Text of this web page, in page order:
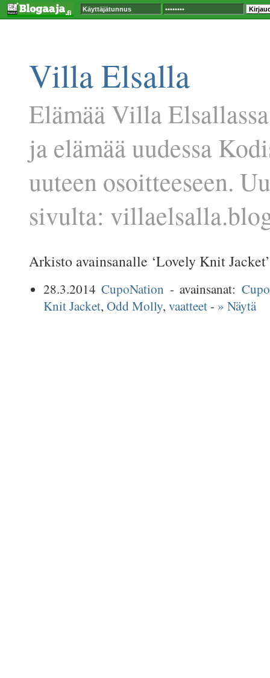
Villa Elsalla
Elämää Villa
ja elämää uudessa
uuteen osoitteeseen.
sivulta:
Arkisto avainsanalle ‘Lovely Knit Jacket’
28.3.2014CupoNation - avainsanat:
Knit Jacket, Odd Molly, vaatteet- » Näytä